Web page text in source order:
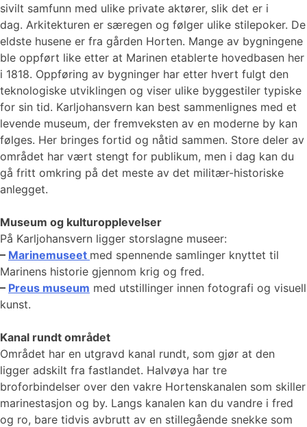
sivilt samfunn med ulike private aktører, slik det er i
dag. Arkitekturen er særegen og følger ulike stilepoker. De
eldste husene er fra gården Horten. Mange av bygningene
ble oppført like etter at Marinen etablerte hovedbasen her
i 1818. Oppføring av bygninger har etter hvert fulgt den
teknologiske utviklingen og viser ulike byggestiler typiske
for sin tid. Karljohansvern kan best sammenlignes med et
levende museum, der fremveksten av en moderne by kan
følges. Her bringes fortid og nåtid sammen. Store deler av
området har vært stengt for publikum, men i dag kan du
gå fritt omkring på det meste av det militær-historiske
anlegget.
Museum og kulturopplevelser
På Karljohansvern ligger storslagne museer:
– Marinemuseet med spennende samlinger knyttet til
Marinens historie gjennom krig og fred.
– Preus museum med utstillinger innen fotografi og visuell
kunst.
Kanal rundt området
Området har en utgravd kanal rundt, som gjør at den
ligger adskilt fra fastlandet. Halvøya har tre
broforbindelser over den vakre Hortenskanalen som skiller
marinestasjon og by. Langs kanalen kan du vandre i fred
og ro, bare tidvis avbrutt av en stillegående snekke som